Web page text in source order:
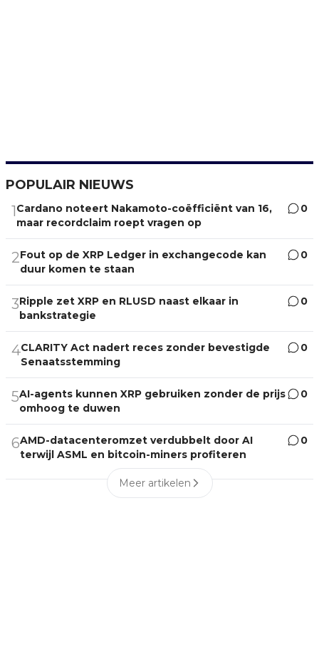
POPULAIR NIEUWS
1Cardano noteert Nakamoto-coëfficiënt van 16,
maar recordclaim roept vragen op
0
2Fout op de XRP Ledger in exchangecode kan
duur komen te staan
0
3Ripple zet XRP en RLUSD naast elkaar in
bankstrategie
0
4CLARITY Act nadert reces zonder bevestigde
Senaatsstemming
0
5AI-agents kunnen XRP gebruiken zonder de prijs
omhoog te duwen
0
6AMD-datacenteromzet verdubbelt door AI
terwijl ASML en bitcoin-miners profiteren
0
Meer artikelen